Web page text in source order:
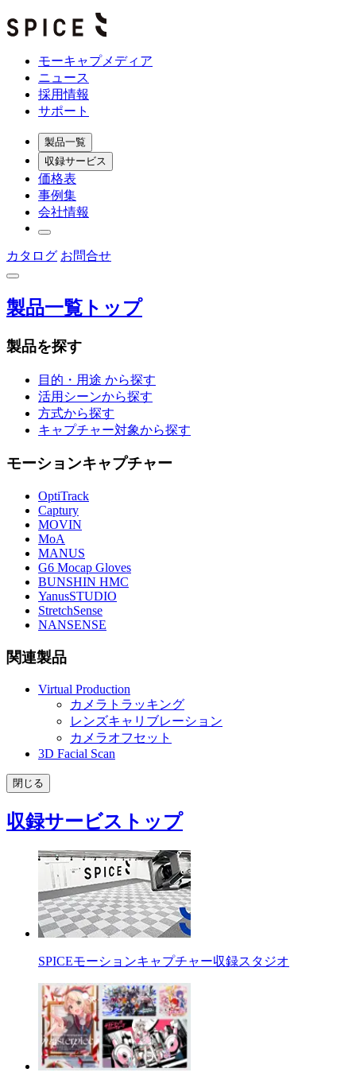
モーキャプメディア
ニュース
採用情報
サポート
製品一覧
収録サービス
価格表
事例集
会社情報
カタログ お問合せ
製品一覧トップ
製品を探す
目的・用途 から探す
活用シーンから探す
方式から探す
キャプチャー対象から探す
モーションキャプチャー
OptiTrack
Captury
MOVIN
MoA
MANUS
G6 Mocap Gloves
BUNSHIN HMC
YanusSTUDIO
StretchSense
NANSENSE
関連製品
Virtual Production
カメラトラッキング
レンズキャリブレーション
カメラオフセット
3D Facial Scan
閉じる
収録サービストップ
SPICEモーションキャプチャー収録スタジオ